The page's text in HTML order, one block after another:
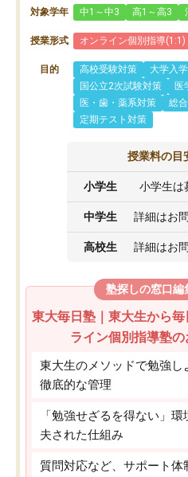
対象学年 中1～中3 高1～高3
授業形式 オンライン個別指導(1:1)
目的 高校受験対策
大学入
国公立2次試験対策
医
医・歯・薬系対策
総
定期テスト対策
授業料の目
小学生 小学生は
中学生 詳細はお
高校生 詳細はお
塾探しの窓口編
東大毎日塾｜東大生から
ライン個別指導塾
東大生のメソッドで勉強し
徹底的な管理
「勉強せざるを得ない」
夫された仕組み
質問対応など、サポート